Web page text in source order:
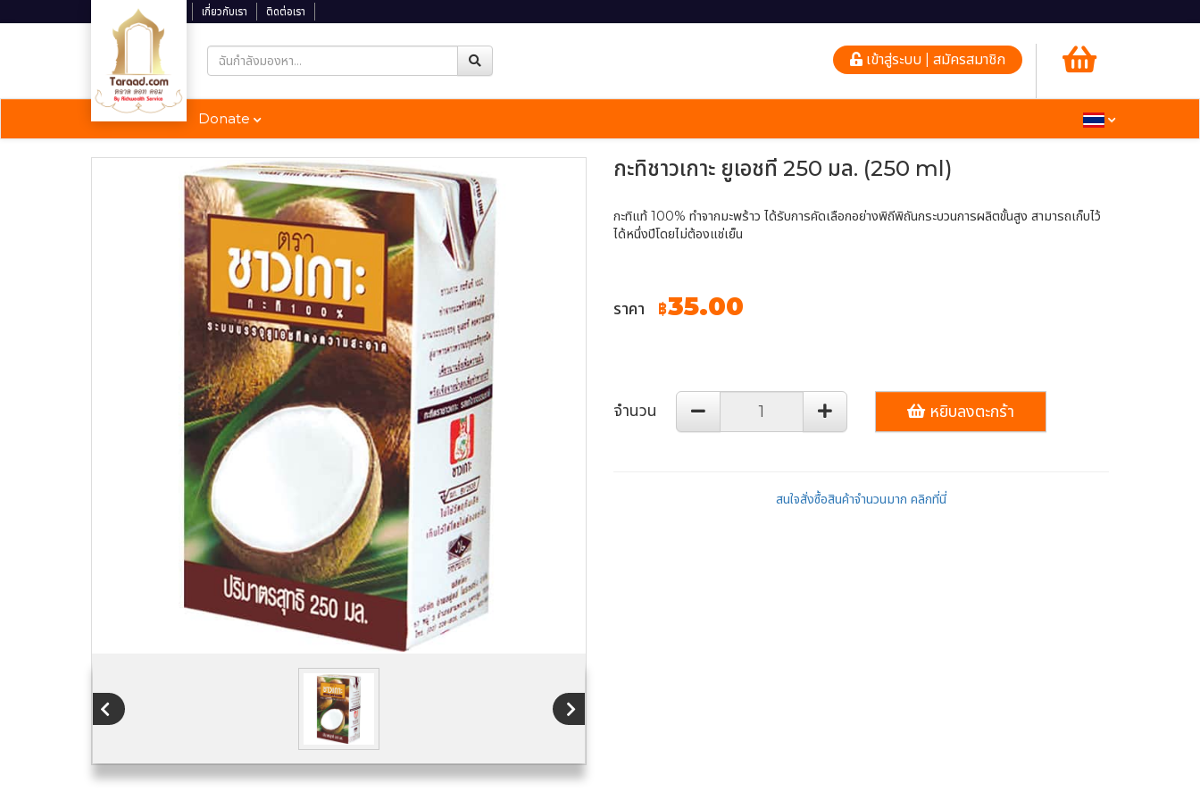
ติดตามสถานะจัดส่ง เกี่ยวกับเรา ติดต่อเรา
เข้าสู่ระบบ | สมัครสมาชิก
Donate
กะทิชาวเกาะ ยูเอชที 250 มล. (250 ml)
กะทิแท้ 100% ทำจากมะพร้าว ได้รับการคัดเลือกอย่างพิถีพิถันกระบวนการผลิตขั้นสูง สามารถเก็บไว้
ได้หนึ่งปีโดยไม่ต้องแช่เย็น
ราคา ฿35.00
จำนวน หยิบลงตะกร้า
สนใจสั่งซื้อสินค้าจำนวนมาก คลิกที่นี่